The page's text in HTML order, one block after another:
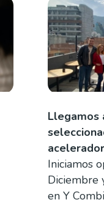
Llegamos
Iniciamos
Diciembre
en Y